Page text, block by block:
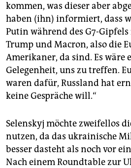
kommen, was dieser aber
haben (ihn) informiert, dass
Putin während des G7-
Trump und Macron, also die
Amerikaner, da sind. Es wäre
Gelegenheit, uns zu treffen.
waren dafür, Russland hat
keine Gespräche will.“
Selenskyj möchte zweifellos
nutzen, da das ukrainische
besser dasteht als noch vor
Nach einem Roundtable zur